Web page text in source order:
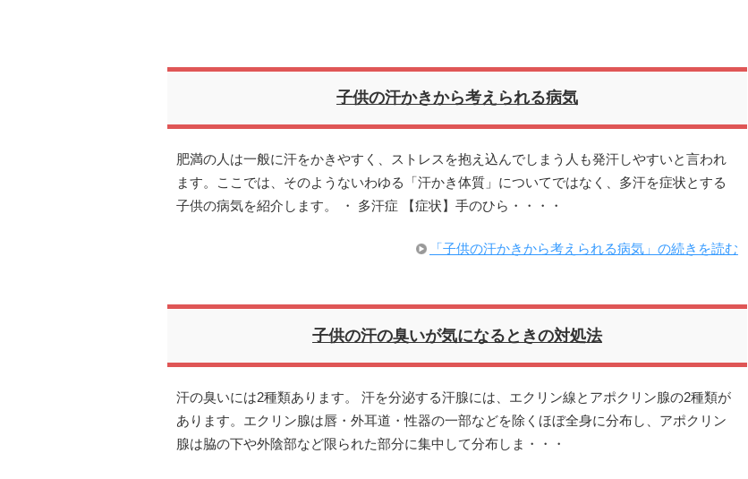
子供の汗かきから考えられる病気
肥満の人は一般に汗をかきやすく、ストレスを抱え込んでしまう人も発汗しやすいと言われ
ます。ここでは、そのようないわゆる「汗かき体質」についてではなく、多汗を症状とする
子供の病気を紹介します。 ・ 多汗症 【症状】手のひら・・・・
「子供の汗かきから考えられる病気」の続きを読む
子供の汗の臭いが気になるときの対処法
汗の臭いには2種類あります。 汗を分泌する汗腺には、エクリン線とアポクリン腺の2種類が
あります。エクリン腺は唇・外耳道・性器の一部などを除くほぼ全身に分布し、アポクリン
腺は脇の下や外陰部など限られた部分に集中して分布しま・・・